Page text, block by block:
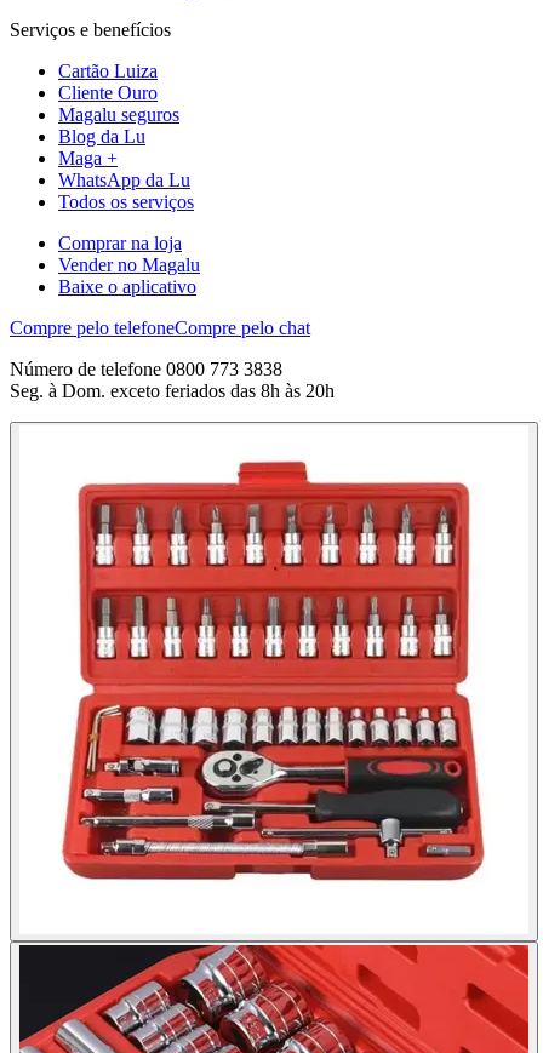
Serviços e benefícios
Cartão Luiza
Cliente Ouro
Magalu seguros
Blog da Lu
Maga +
WhatsApp da Lu
Todos os serviços
Comprar na loja
Vender no Magalu
Baixe o aplicativo
Compre pelo telefoneCompre pelo chat
Número de telefone 0800 773 3838
Seg. à Dom. exceto feriados das 8h às 20h